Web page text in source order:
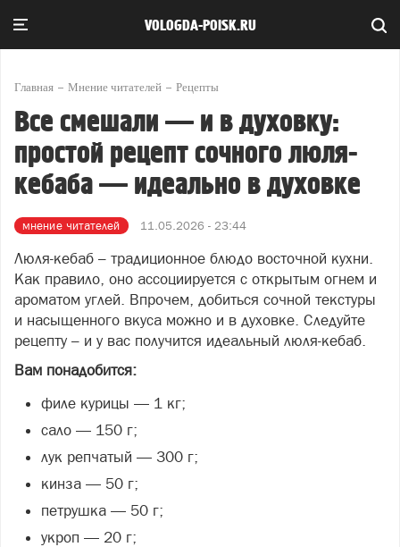
VOLOGDA-POISK.RU
Главная Мнение читателей Рецепты
Все смешали — и в духовку:
простой рецепт сочного люля-
кебаба — идеально в духовке
мнение читателей 11.05.2026 - 23:44
Люля-кебаб – традиционное блюдо восточной кухни.
Как правило, оно ассоциируется с открытым огнем и
ароматом углей. Впрочем, добиться сочной текстуры
и насыщенного вкуса можно и в духовке. Следуйте
рецепту – и у вас получится идеальный люля-кебаб.
Вам понадобится:
филе курицы — 1 кг;
сало — 150 г;
лук репчатый — 300 г;
кинза — 50 г;
петрушка — 50 г;
укроп — 20 г;